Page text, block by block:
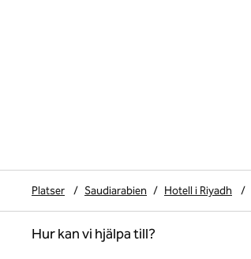
Platser / Saudiarabien / Hotell i Riyadh /
Hur kan vi hjälpa till?